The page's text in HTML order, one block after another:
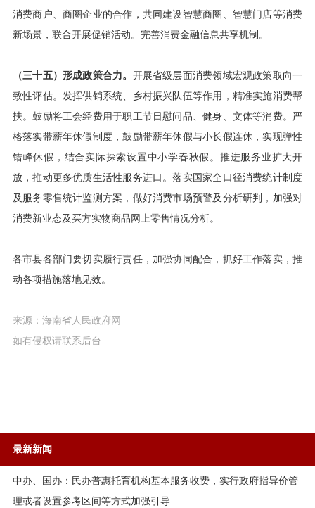
消费商户、商圈企业的合作，共同建设智慧商圈、智慧门店等消费
新场景，联合开展促销活动。完善消费金融信息共享机制。
（三十五）形成政策合力。 开展省级层面消费领域宏观政策取向一
致性评估。发挥供销系统、乡村振兴队伍等作用，精准实施消费帮
扶。鼓励将工会经费用于职工节日慰问品、健身、文体等消费。严
格落实带薪年休假制度，鼓励带薪年休假与小长假连休，实现弹性
错峰休假，结合实际探索设置中小学春秋假。推进服务业扩大开
放，推动更多优质生活性服务进口。落实国家全口径消费统计制度
及服务零售统计监测方案，做好消费市场预警及分析研判，加强对
消费新业态及买方实物商品网上零售情况分析。
各市县各部门要切实履行责任，加强协同配合，抓好工作落实，推
动各项措施落地见效。
来源：海南省人民政府网
如有侵权请联系后台
最新新闻
中办、国办：民办普惠托育机构基本服务收费，实行政府指导价管
理或者设置参考区间等方式加强引导